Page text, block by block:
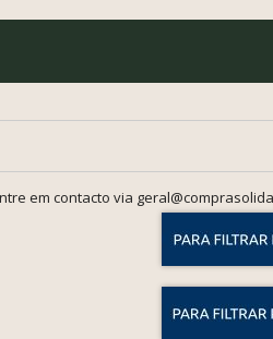
em contacto via